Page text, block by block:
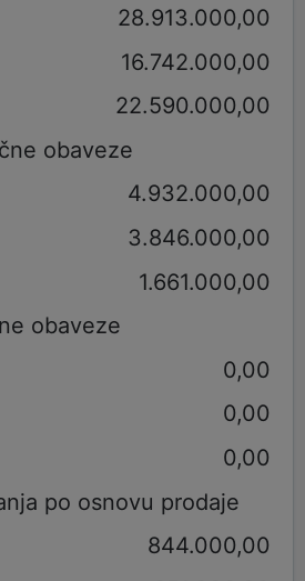
28.913.000,00
16.742.000,00
22.590.000,00
obaveze
4.932.000,00
3.846.000,00
1.661.000,00
obaveze
0,00
0,00
0,00
po osnovu prodaje
844.000,00